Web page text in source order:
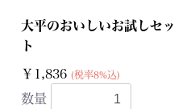
大平のおいしいお試しセッ
ト
￥1,836 (税率8%込)
数量